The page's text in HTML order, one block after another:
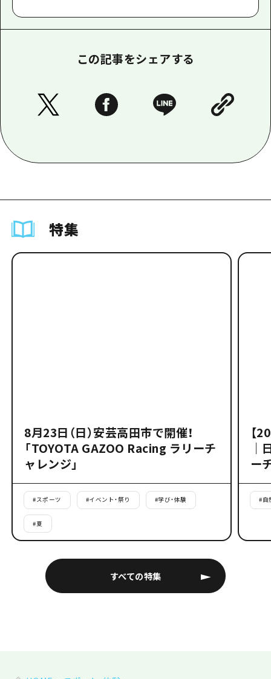
この記事をシェアする
特集
すべての特集
8月23日（日）安芸高田市で開催！
「TOYOTA GAZOO Racing ラリーチ
ャレンジ」
#スポーツ #イベント・祭り #学び・体験
#夏
【
｜
ー
#自